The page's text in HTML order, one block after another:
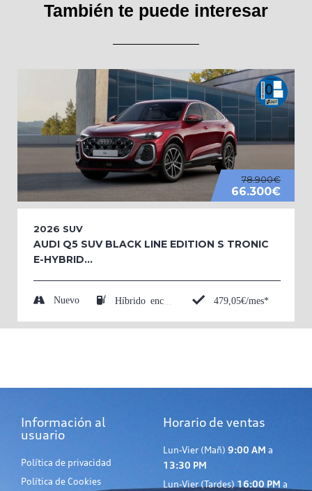
También te puede interesar
78.900€
66.300€
2026 SUV
AUDI Q5 SUV BLACK LINE EDITION S TRONIC
E-HYBRID...
Nuevo 479,05€/mes*
Información al
usuario
Política de privacidad
Política de Cookies
Horario de ventas
Lun-Vier (Mañ) 9:00 AM a
13:30 PM
Lun-Vier (Tardes)16:00 PM a